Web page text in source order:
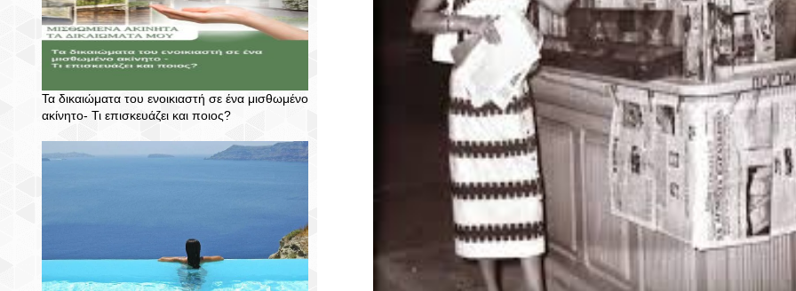
Τα δικαιώματα του ενοικιαστή σε ένα μισθωμένο
ακίνητο- Τι επισκευάζει και ποιος?